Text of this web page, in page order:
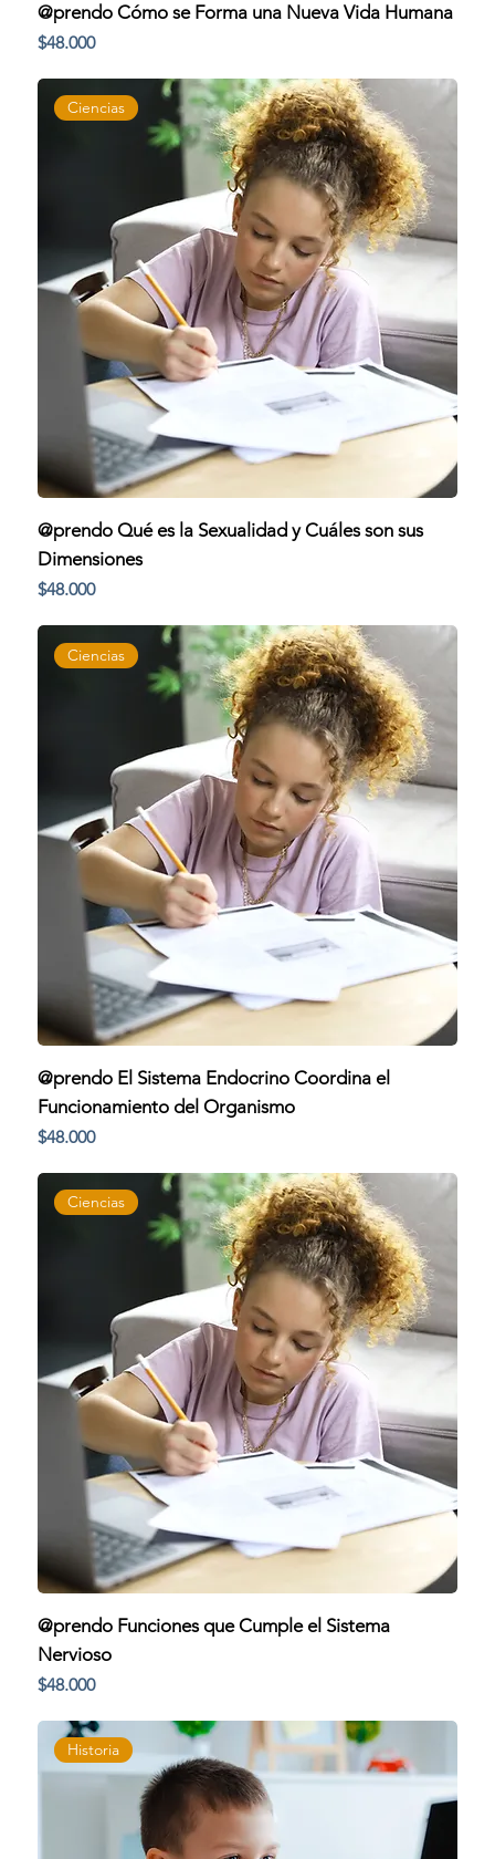
@prendo Cómo se Forma una Nueva Vida Humana
Precio
$48.000
Ciencias
@prendo Qué es la Sexualidad y Cuáles son sus
Dimensiones
Precio
$48.000
Ciencias
@prendo El Sistema Endocrino Coordina el
Funcionamiento del Organismo
Precio
$48.000
Ciencias
@prendo Funciones que Cumple el Sistema
Nervioso
Precio
$48.000
Historia